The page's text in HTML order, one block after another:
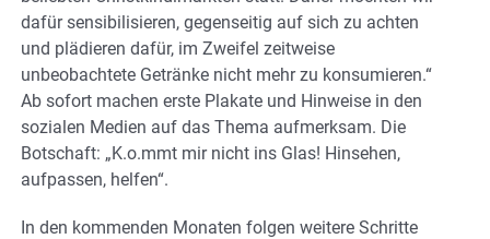
dafür sensibilisieren, gegenseitig auf sich zu achten
und plädieren dafür, im Zweifel zeitweise
unbeobachtete Getränke nicht mehr zu konsumieren.“
Ab sofort machen erste Plakate und Hinweise in den
sozialen Medien auf das Thema aufmerksam. Die
Botschaft: „K.o.mmt mir nicht ins Glas! Hinsehen,
aufpassen, helfen“.
In den kommenden Monaten folgen weitere Schritte